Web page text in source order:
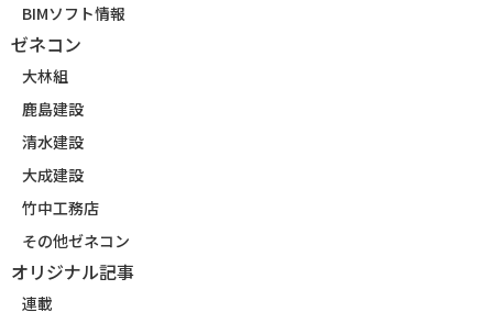
BIMソフト情報
ゼネコン
大林組
鹿島建設
清水建設
大成建設
竹中工務店
その他ゼネコン
オリジナル記事
連載